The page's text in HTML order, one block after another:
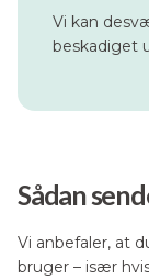
Vi kan
beskadiget
Sådan
Vi anbefaler, at
bruger – især